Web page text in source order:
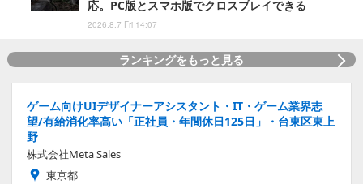
応。PC版とスマホ版でクロスプレイできる
2026.8.7 Fri 14:07
ランキングをもっと見る
ゲーム向けUIデザイナーアシスタント・IT・ゲーム業界志
望/有給消化率高い「正社員・年間休日125日」・台東区東上
野
株式会社Meta Sales
東京都